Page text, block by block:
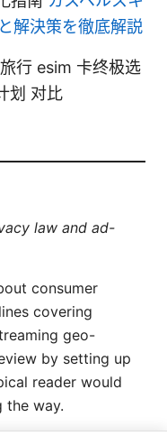
解決策を徹底解説
行 esim 卡终极选
划 对比
law and ad-
consumer
covering
geo-
by setting up
reader would
the way.